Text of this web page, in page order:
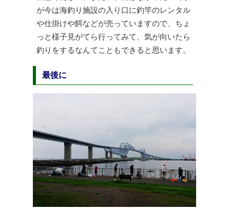
が今は海釣り施設の入り口に釣竿のレンタル
や仕掛けや餌などが売っていますので、ちょ
っと様子見がてら行ってみて、気が向いたら
釣りをするなんてこともできると思います。
最後に